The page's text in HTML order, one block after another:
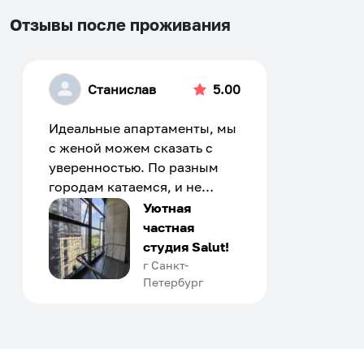
Отзывы после проживания
Станислав 5.00
Идеальные апартаменты, мы
с женой можем сказать с
уверенностью. По разным
городам катаемся, и не
только в России. Сервис на
отличном уровне. Хозяин
апартаментов доброй души
человек, всегда можно
договориться, подскажет
Уютная
частная
студия Salut!
г Санкт-
Петербург